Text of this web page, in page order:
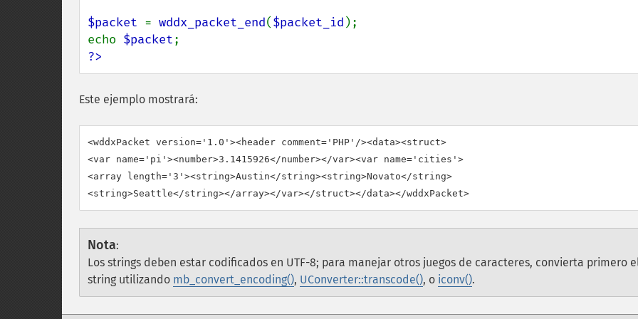
$packet = wddx_packet_end($packet_id );
echo $packet
?>
Este ejemplo mostrará:
<wddxPacket version='1.0'><header comment='PHP'/><data><struct>
<var name='pi'><number>3.1415926</number></var><var name='cities'>
<array length='3'><string>Austin</string><string>Novato</string>
Nota:
Los strings deben estar codificados en UTF-8; para manejar otros juegos de caracteres, convierta primero
string utilizando mb_convert_encoding(), UConverter::transcode(), o iconv().